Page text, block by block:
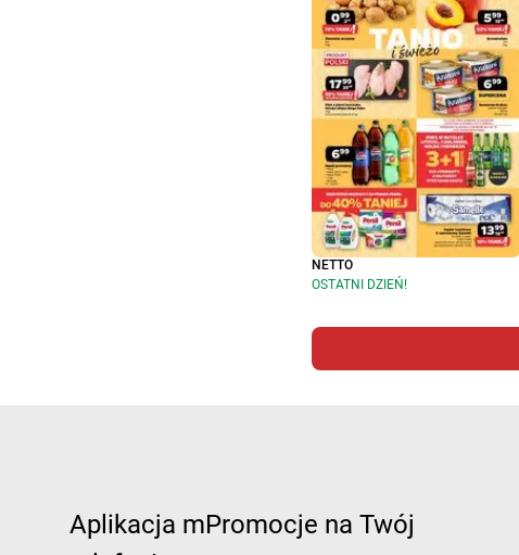
NETTO
OSTATNI DZIEŃ!
Aplikacja mPromocje na Twój